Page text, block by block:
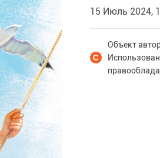
15 Июль 2024,
Объект